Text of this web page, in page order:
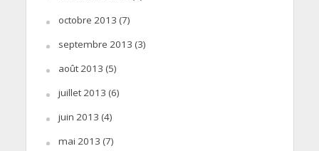
octobre 2013 (7)
septembre 2013 (3)
août 2013 (5)
juillet 2013 (6)
juin 2013 (4)
mai 2013 (7)